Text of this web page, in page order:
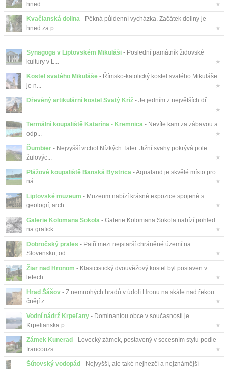
hned...
★
Kvačianská dolina - Pěkná půldenní vycházka. Začátek doliny je
hned za p...
★
Synagoga v Liptovském Mikuláši - Poslední památník židovské
kultury v L...
★
Kostel svatého Mikuláše - Římsko-katolický kostel svatého Mikuláše
je n...
★
Dřevěný artikulární kostel Svätý Kríž - Je jedním z největších dř...
★
Termální koupaliště Katarína - Kremnica - Nevíte kam za zábavou a
odp...
★
Ďumbier - Nejvyšší vrchol Nízkých Tater. Jižní svahy pokrývá pole
žulovýc...
★
Plážové koupaliště Banská Bystrica - Aqualand je skvělé místo pro
ná...
★
Liptovské muzeum - Muzeum nabízí krásné expozice spojené s
geologií, arch...
★
Galerie Kolomana Sokola - Galerie Kolomana Sokola nabízí pohled
na grafick...
★
Dobročský prales - Patří mezi nejstarší chráněné území na
Slovensku, od ...
★
Žiar nad Hronom - Klasicistický dvouvěžový kostel byl postaven v
letech ...
★
Hrad Šášov - Z nemnohých hradů v údolí Hronu na skále nad řekou
čnějí z...
★
Vodní nádrž Krpeľany - Dominantou obce v současnosti je
Krpelianska p...
★
Zámek Kunerad - Lovecký zámek, postavený v secesním stylu podle
francouzs...
★
Šútovský vodopád - Nejvyšší, ale také nejhezčí a nejznámější